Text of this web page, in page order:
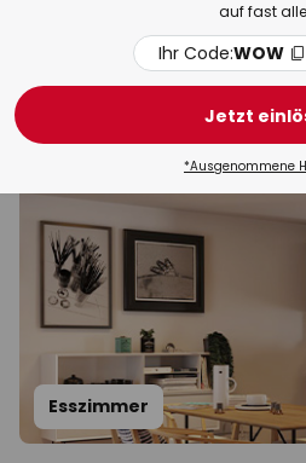
Design Deckenleuchten
Esszimmer
auf fast
Ihr Code:WOW
Jetzt
*Ausgenommene